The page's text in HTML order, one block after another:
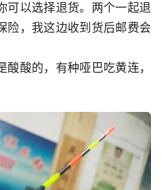
可以选择退货。两个一起退
险，我这边收到货后邮费会
酸的，有种哑巴吃黄连，